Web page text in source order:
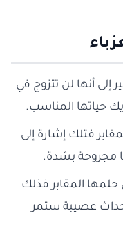
إلى أنها لن تتزوج في
حياتها المناسب.
فتلك إشارة إلى
مجروحة بشدة.
حلمها المقابر فذلك
عصيبة ستمر